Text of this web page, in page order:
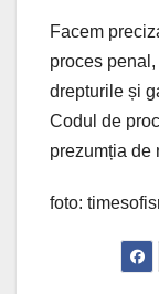
Facem
proces
drepturile și
Codul de
prezumția de
foto: